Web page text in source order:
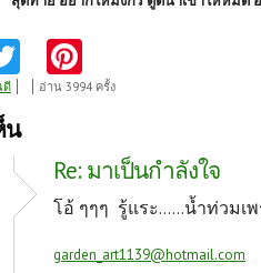
w
itt
nt
es
t
ดี อ่าน 3994 ครั้ง
น
Re: มาเป็นกำลังใจ
โอ้ ๆๆๆ รู้แระ......น้ำท่วมเพ
garden_art1139@hotmail.com